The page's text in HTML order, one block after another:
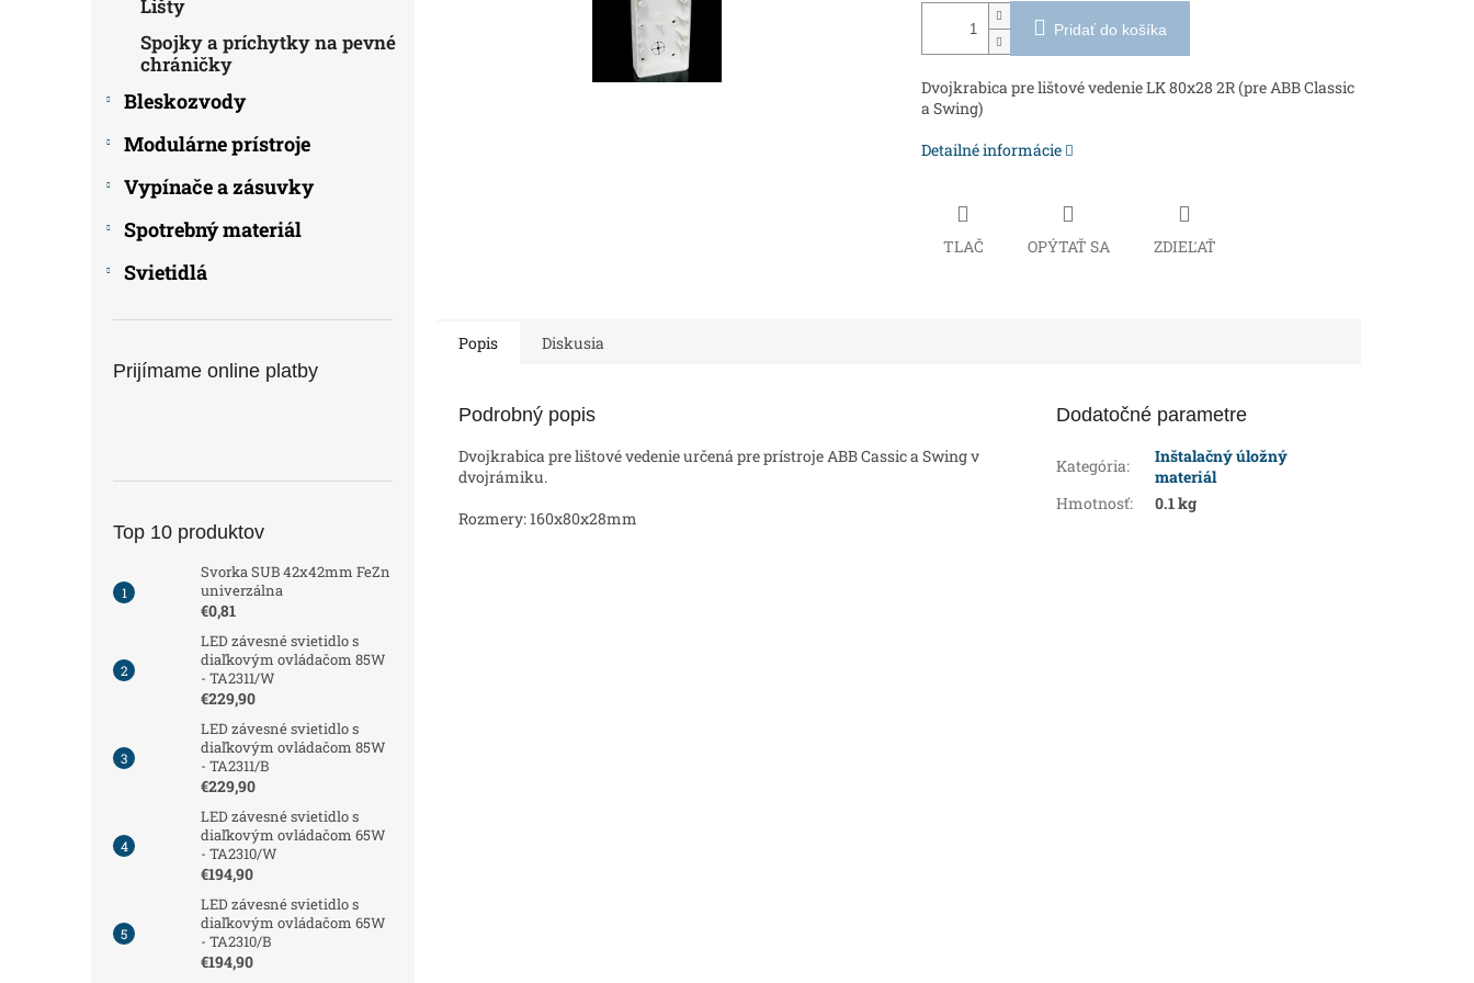
Lišty
Spojky a príchytky na pevné
chráničky
Bleskozvody
Modulárne prístroje
Vypínače a zásuvky
Spotrebný materiál
Svietidlá
Prijímame online platby
Top 10 produktov
Svorka SUB 42x42mm FeZn
univerzálna
€0,81
LED závesné svietidlo s
diaľkovým ovládačom 85W
- TA2311/W
€229,90
LED závesné svietidlo s
diaľkovým ovládačom 85W
- TA2311/B
€229,90
LED závesné svietidlo s
diaľkovým ovládačom 65W
- TA2310/W
€194,90
LED závesné svietidlo s
diaľkovým ovládačom 65W
- TA2310/B
€194,90
Pridať do košíka
Dvojkrabica pre lištové vedenie LK 80x28 2R (pre ABB Classic
a Swing)
Detailné informácie
TLAČ OPÝTAŤ SA ZDIEĽAŤ
Popis Diskusia
Podrobný popis
Dvojkrabica pre lištové vedenie určená pre prístroje ABB Cassic a Swing v
dvojrámiku.
Rozmery: 160x80x28mm
Dodatočné parametre
Kategória:
Inštalačný úložný
materiál
Hmotnosť: 0.1 kg